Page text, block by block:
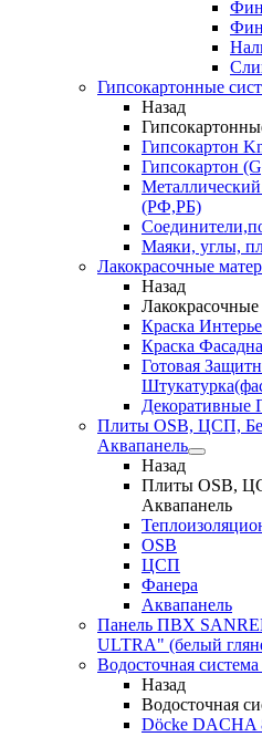
Гипсокартонные
Назад
Гипсокартон
Гипсокартон
(РФ,РБ)
Маяки, углы,
Лакокрасочные
Назад
Краска
Краска
Готовая
Декоративные
Плиты OSB, ЦСП,
Аквапанель
Назад
Плиты OSB,
Аквапанель
OSB
ЦСП
Фанера
Аквапанель
Панель ПВХ
ULTRA" (белый
Водосточная
Назад
Водосточная
Döсkе DACHA